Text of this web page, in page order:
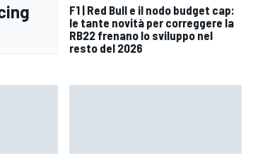
F1 | Red Bull e il nodo budget cap:
le tante novità per correggere la
RB22 frenano lo sviluppo nel
resto del 2026